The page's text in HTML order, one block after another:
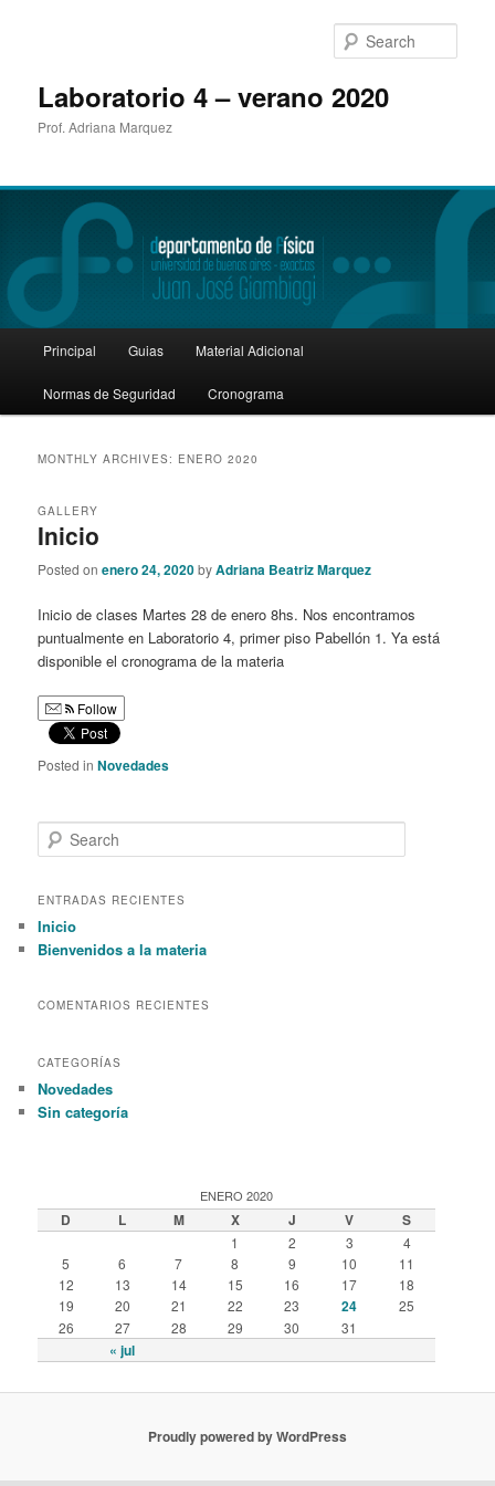
Laboratorio 4 – verano 2020
Prof. Adriana Marquez
Skip
to
Skip
to
Principal Guias Material Adicional
Normas de Seguridad Cronograma
MONTHLY ARCHIVES: ENERO 2020
Inicio
GALLERY
Posted onenero 24, 2020byAdriana Beatriz Marquez
Inicio de clases Martes 28 de enero 8hs. Nos encontramos
puntualmente en Laboratorio 4, primer piso Pabellón 1. Ya está
disponible el cronograma de la materia
Follow
Posted in Novedades
e
r
h
ENTRADAS RECIENTES
Inicio
Bienvenidos a la materia
COMENTARIOS RECIENTES
CATEGORÍAS
Novedades
Sin categoría
ENERO 2020
D L M X J V S
« jul
1 2 3
4
5
6 7 8 9 10
11
12
13 14 15 16 17
18
19
20 21 22 23 24
25
26
27 28 29 30 31
Proudly powered by WordPress